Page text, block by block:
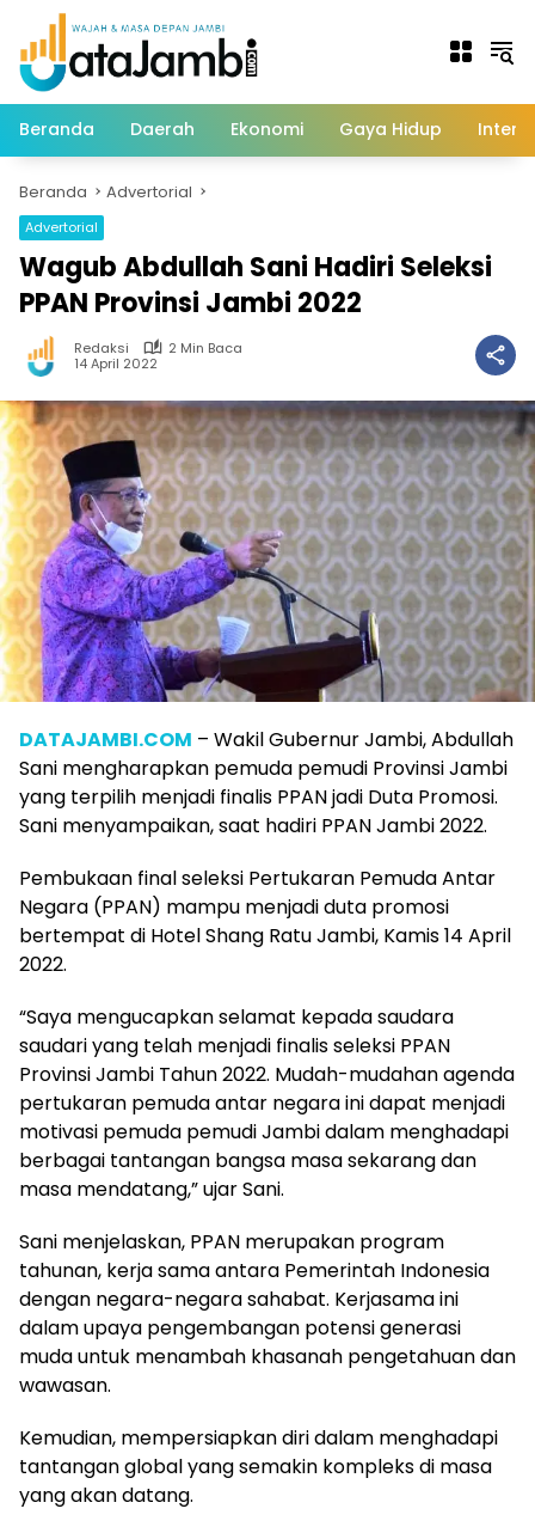
Langsung
konten
Beranda Daerah Ekonomi Gaya Hidup
Beranda Advertorial
Advertorial
Wagub Abdullah Sani Hadiri Seleksi
PPAN Provinsi Jambi 2022
Redaksi
2 Min Baca
14 April 2022
DATAJAMBI.COM – Wakil Gubernur Jambi, Abdullah
Sani mengharapkan pemuda pemudi Provinsi Jambi
yang terpilih menjadi finalis PPAN jadi Duta Promosi.
Sani menyampaikan, saat hadiri PPAN Jambi 2022.
Pembukaan final seleksi Pertukaran Pemuda Antar
Negara (PPAN) mampu menjadi duta promosi
bertempat di Hotel Shang Ratu Jambi, Kamis 14 April
2022.
“Saya mengucapkan selamat kepada saudara
saudari yang telah menjadi finalis seleksi PPAN
Provinsi Jambi Tahun 2022. Mudah-mudahan agenda
pertukaran pemuda antar negara ini dapat menjadi
motivasi pemuda pemudi Jambi dalam menghadapi
berbagai tantangan bangsa masa sekarang dan
masa mendatang,” ujar Sani.
Sani menjelaskan, PPAN merupakan program
tahunan, kerja sama antara Pemerintah Indonesia
dengan negara-negara sahabat. Kerjasama ini
dalam upaya pengembangan potensi generasi
muda untuk menambah khasanah pengetahuan dan
wawasan.
Kemudian, mempersiapkan diri dalam menghadapi
tantangan global yang semakin kompleks di masa
yang akan datang.